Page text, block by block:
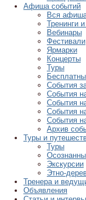
Афиша событий
Вся
Тренинги
Вебинары
Фестивали
Ярмарки
Концерты
Туры
События
События
События
События
События
Архив
Туры и
Туры
Экскурсии
Этно-
Тренера и
Объявления